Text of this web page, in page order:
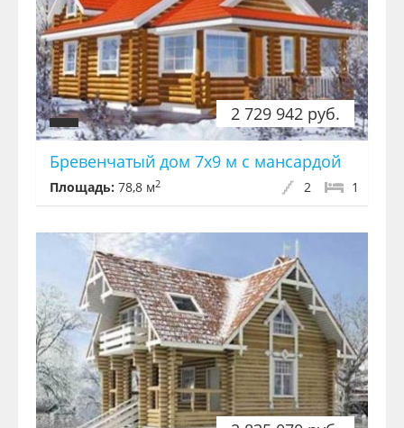
2 729 942 руб.
Бревенчатый дом 7x9 м с мансардой
Площадь: 78,8 м2 1
2